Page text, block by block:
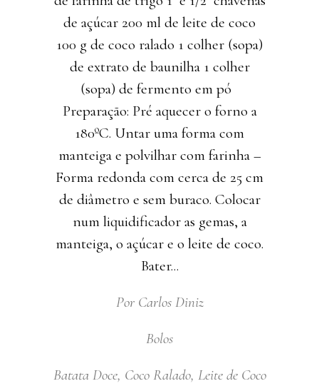
de açúcar 200 ml de leite de coco
100 g de coco ralado 1 colher (sopa)
de extrato de baunilha 1 colher
(sopa) de fermento em pó
Preparação: Pré aquecer o forno a
180ºC. Untar uma forma com
manteiga e polvilhar com farinha –
Forma redonda com cerca de 25 cm
de diâmetro e sem buraco. Colocar
num liquidificador as gemas, a
manteiga, o açúcar e o leite de coco.
Bater
Por Carlos Diniz
Bolos
Batata Doce, Coco Ralado, Leite de Coco